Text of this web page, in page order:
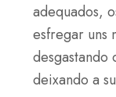
adequados,
esfregar uns
deixando a